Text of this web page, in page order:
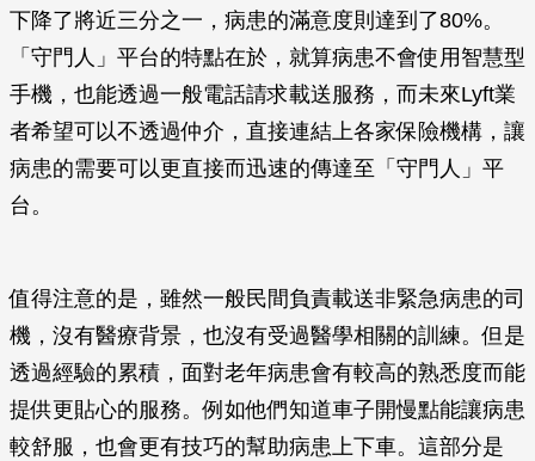
下降了將近三分之一，病患的滿意度則達到了80%。
「守門人」平台的特點在於，就算病患不會使用智慧型
手機，也能透過一般電話請求載送服務，而未來Lyft業
者希望可以不透過仲介，直接連結上各家保險機構，讓
病患的需要可以更直接而迅速的傳達至「守門人」平
台。
值得注意的是，雖然一般民間負責載送非緊急病患的司
機，沒有醫療背景，也沒有受過醫學相關的訓練。但是
透過經驗的累積，面對老年病患會有較高的熟悉度而能
提供更貼心的服務。例如他們知道車子開慢點能讓病患
較舒服，也會更有技巧的幫助病患上下車。這部分是